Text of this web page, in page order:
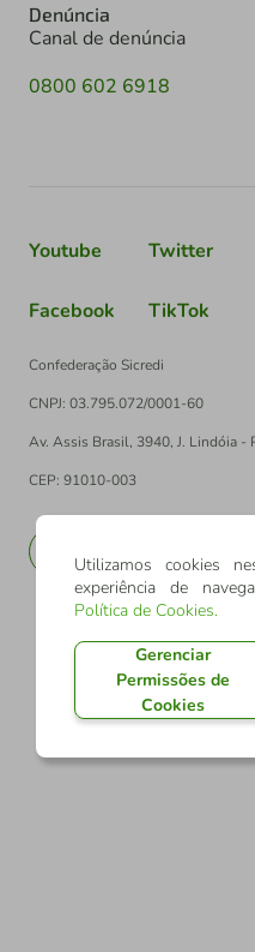
Denúncia
Canal de denúncia
0800 602 6918
Youtube Twitter
Facebook TikTok
Confederação Sicredi
CNPJ: 03.795.072/0001-60
Av. Assis Brasil, 3940, J. Lindóia -
CEP: 91010-003
Utilizamos cookies
experiência de
Política de Cookies.
Gerenciar
Permissões de
Cookies